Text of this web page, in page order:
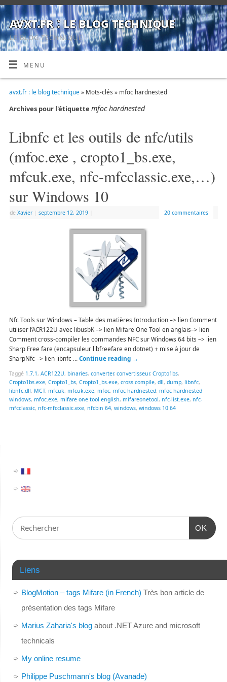
avxt.fr : le blog technique
LE BLOG TECHNIQUE
MENU
avxt.fr : le blog technique » Mots-clés » mfoc hardnested
Archives pour l'étiquette mfoc hardnested
Libnfc et les outils de nfc/utils
(mfoc.exe , cropto1_bs.exe,
mfcuk.exe, nfc-mfcclassic.exe,…)
sur Windows 10
de Xavier septembre 12, 2019 20 commentaires
Nfc Tools sur Windows – Table des matières Introduction –> lien Comment
utiliser l’ACR122U avec libusbK –> lien Mifare One Tool en anglais–> lien
Comment cross-compiler les commandes NFC sur Windows 64 bits –> lien
Sharp Free fare (encapsuleur libfreefare en dotnet) + mise à jour de
SharpNfc –> lien libnfc …Continue reading →
Taggé 1.7.1 , ACR122U, binaries, converter, convertisseur, Cropto1bs,
Cropto1bs.exe, Cropto1_bs, Cropto1_bs.exe, cross compile, dll, dump, libnfc,
libnfc.dll, MCT, mfcuk, mfcuk.exe, mfoc, mfoc hardnested, mfoc hardnested
windows, mfoc.exe, mifare one tool english, mifareonetool, nfc-list.exe, nfc-
mfcclassic, nfc-mfcclassic.exe, nfcbin 64, windows, windows 10 64
OK
Liens
BlogMotion – tags Mifare (in French) Très bon article de
présentation des tags Mifare
Marius Zaharia's blogabout .NET Azure and microsoft
technicals
My online resume
Philippe Puschmann's blog (Avanade)